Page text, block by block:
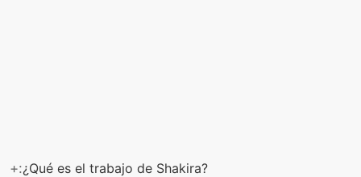
+:¿Qué es el trabajo de Shakira?